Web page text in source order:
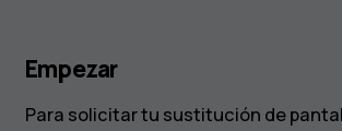
Empezar
Para solicitar tu sustitución de